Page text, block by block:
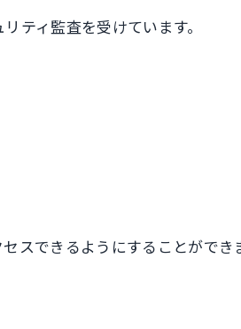
ティ監査を受けています。
スできるようにすることができ